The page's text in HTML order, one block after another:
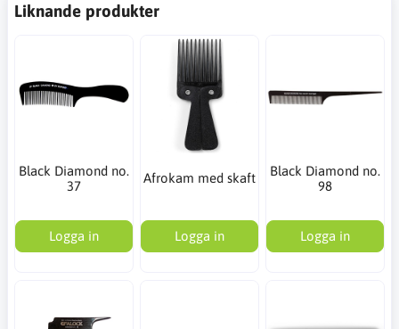
Liknande produkter
Black Diamond no.
37
Logga in
Afrokam med skaft
Logga in
Black Diamond no.
98
Logga in